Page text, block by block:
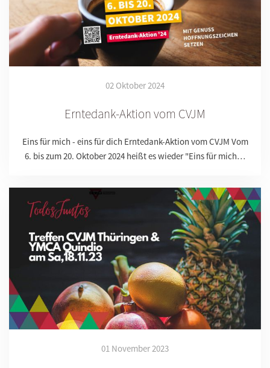
02 Oktober 2024
Erntedank-Aktion vom CVJM
Eins für mich - eins für dich Erntedank-Aktion vom CVJM Vom
6. bis zum 20. Oktober 2024 heißt es wieder "Eins für mich…
01 November 2023